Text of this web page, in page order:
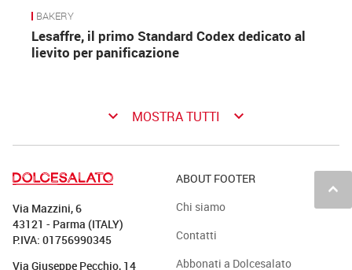
BAKERY
Lesaffre, il primo Standard Codex dedicato al
lievito per panificazione
keyboard_arrow_down MOSTRA TUTTI keyboard_arrow_down
keyboard_arrow_up
Via Mazzini, 6
43121 - Parma (ITALY)
P.IVA: 01756990345
Via Giuseppe Pecchio, 14
ABOUT FOOTER
Chi siamo
Contatti
Abbonati a Dolcesalato